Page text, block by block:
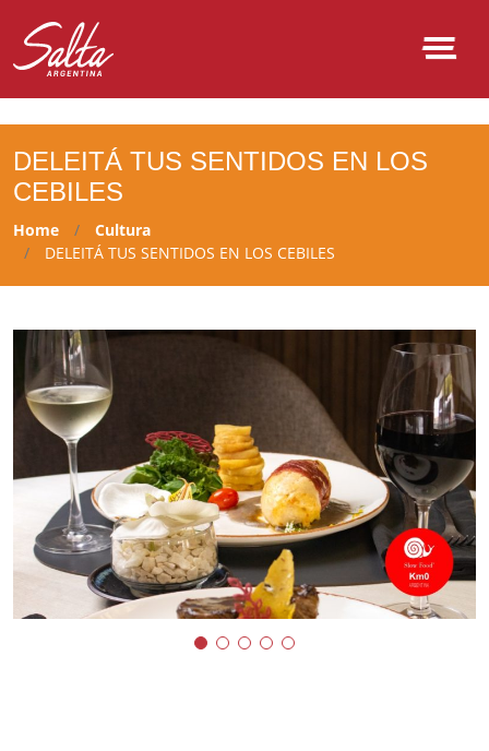
DELEITÁ TUS SENTIDOS EN LOS
CEBILES
Home
Cultura
DELEITÁ TUS SENTIDOS EN LOS CEBILES